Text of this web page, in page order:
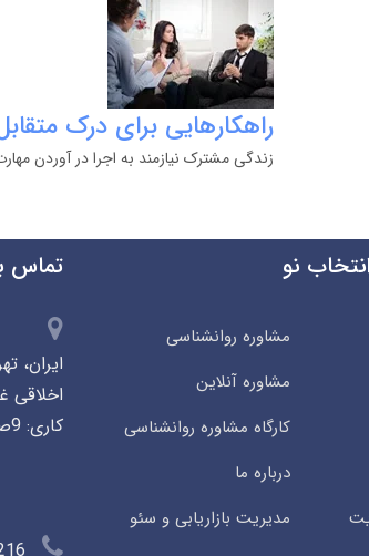
راهکارهایی برای درک
زندگی مشترک نیازمند به اجرا در آوردن
نو
مشاوره روانشناسی
مشاوره آنلاین
کارگاه مشاوره روانشناسی
درباره ما
مدیریت بازاریابی و سئو
تماس
ایران،
کاری: 9صبح تا 10شب